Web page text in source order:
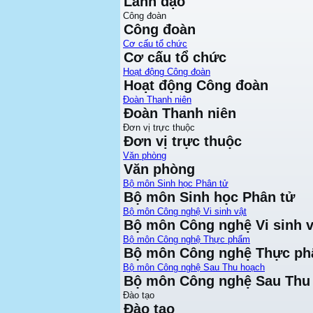
Công đoàn
Công đoàn
Cơ cấu tổ chức
Cơ cấu tổ chức
Hoạt động Công đoàn
Hoạt động Công đoàn
Đoàn Thanh niên
Đoàn Thanh niên
Đơn vị trực thuộc
Đơn vị trực thuộc
Văn phòng
Văn phòng
Bộ môn Sinh học Phân tử
Bộ môn Sinh học Phân tử
Bộ môn Công nghệ Vi sinh vật
Bộ môn Công nghệ Vi sinh
Bộ môn Công nghệ Thực phẩm
Bộ môn Công nghệ Thực
Bộ môn Công nghệ Sau Thu hoạch
Bộ môn Công nghệ Sau
Đào tạo
Đào tạo